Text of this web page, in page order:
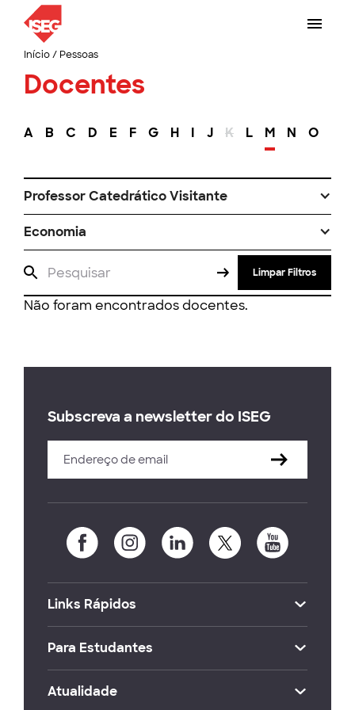
Início/ Pessoas
Docentes
A B C D E F G H I J K L M N O
Professor Catedrático Visitante
Economia
Limpar Filtros
Não foram encontrados docentes.
Subscreva a newsletter do ISEG
Links Rápidos
Para Estudantes
Atualidade